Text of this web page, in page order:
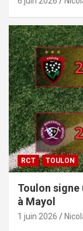
RCT TOULON
Toulon signe
à Mayol
1 juin 2026